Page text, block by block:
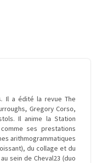
Il a édité la revue The
Gregory Corso,
Il anime la Station
ses prestations
arithmogrammatiques
du collage et du
sein de Cheval23 (duo